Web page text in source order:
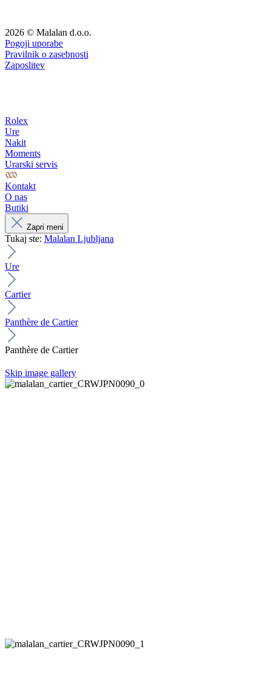
2026 © Malalan d.o.o.
Pogoji uporabe
Pravilnik o zasebnosti
Zaposlitev
Rolex
Ure
Nakit
Moments
Urarski servis
Kontakt
O nas
Butiki
Zapri meni
Tukaj ste: Malalan Ljubljana
Ure
Cartier
Panthère de Cartier
Panthère de Cartier
Skip image gallery